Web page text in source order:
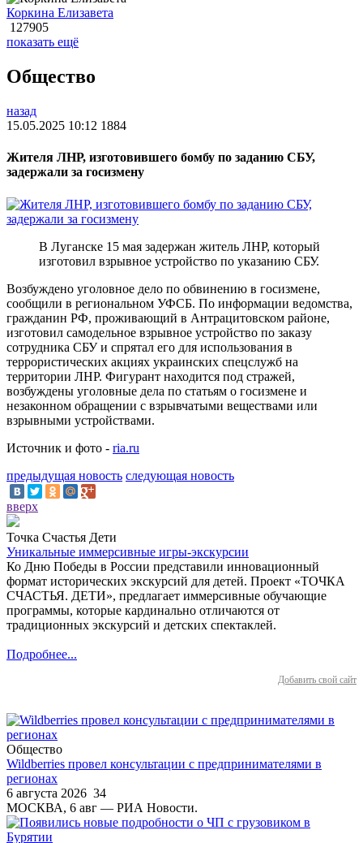
Коркина Елизавета
127905
показать ещё
Общество
назад
15.05.2025 10:12 1884
Жителя ЛНР, изготовившего бомбу по заданию СБУ,
задержали за госизмену
В Луганске 15 мая задержан житель ЛНР, который
изготовил взрывное устройство по указанию СБУ.
Возбуждено уголовное дело по обвинению в госизмене,
сообщили в региональном УФСБ. По информации ведомства,
гражданин РФ, проживающий в Антрацитовском районе,
изготовил самодельное взрывное устройство по заказу
сотрудника СБУ и спрятал его для использования в
террористических акциях украинских спецслужб на
территории ЛНР. Фигурант находится под стражей,
возбуждены уголовные дела по статьям о госизмене и
незаконном обращении с взрывчатыми веществами или
взрывными устройствами.
Источник и фото - ria.ru
предыдущая новость следующая новость
вверх
Точка Счастья Дети
Уникальные иммерсивные игры-экскурсии
Ко Дню Победы в России представили инновационный
формат исторических экскурсий для детей. Проект «ТОЧКА
СЧАСТЬЯ. ДЕТИ», предлагает иммерсивные обучающие
программы, которые кардинально отличаются от
традиционных экскурсий и детских спектаклей.
Подробнее...
Добавить свой сайт
Общество
Wildberries провел консультации с предпринимателями в
регионах
6 августа 2026 34
МОСКВА, 6 авг — РИА Новости.